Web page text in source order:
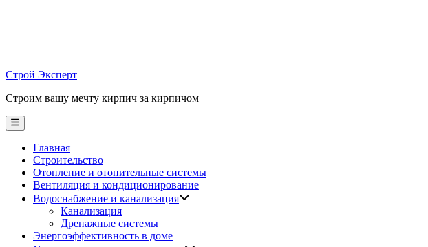
Строй Эксперт
Строим вашу мечту кирпич за кирпичом
Main
Menu
Главная
Строительство
Отопление и отопительные системы
Вентиляция и кондиционирование
Водоснабжение и канализация
Канализация
Дренажные системы
Энергоэффективность в доме